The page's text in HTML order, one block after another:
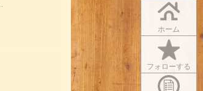
ホーム
フォローする